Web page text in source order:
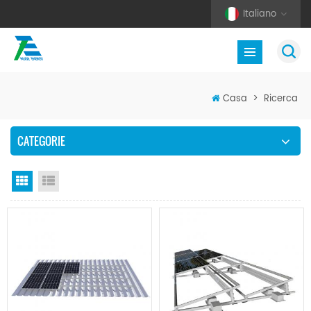
Italiano
Casa > Ricerca
CATEGORIE
Vista a griglia